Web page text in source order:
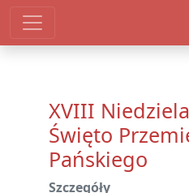
XVIII
Święto
Pańskiego
Szczegóły